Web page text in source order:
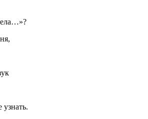
узнать.